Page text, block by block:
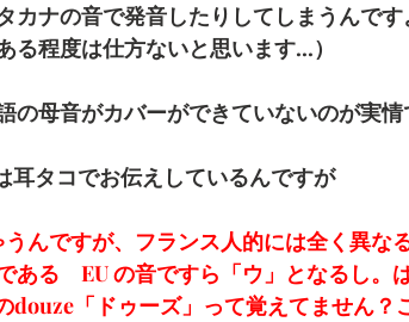
カナの音で発音したりしてしまうんです
程度は仕方ないと思います...）
の母音がカバーができていないのが実情
耳タコでお伝えしているんですが
んですが、フランス人的には全く異な
ある　EU の音ですら「ウ」となるし。
douze「ドゥーズ」って覚えてません？